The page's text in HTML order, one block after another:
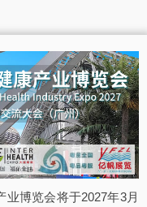
业博览会将于2027年3月